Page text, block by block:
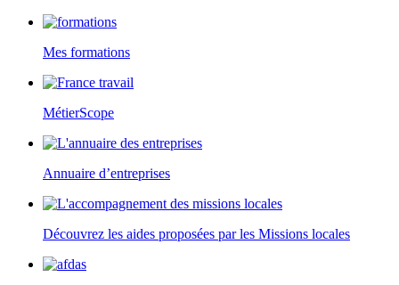
Mes formations
MétierScope
Annuaire d’entreprises
Découvrez les aides proposées par les Missions locales